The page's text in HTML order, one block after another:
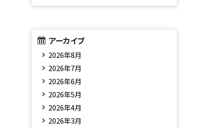
アーカイブ
2026年8月
2026年7月
2026年6月
2026年5月
2026年4月
2026年3月